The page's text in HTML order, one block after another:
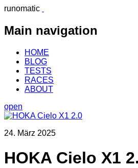
runomatic
Main navigation
HOME
BLOG
TESTS
RACES
ABOUT
open
24. März 2025
HOKA Cielo X1